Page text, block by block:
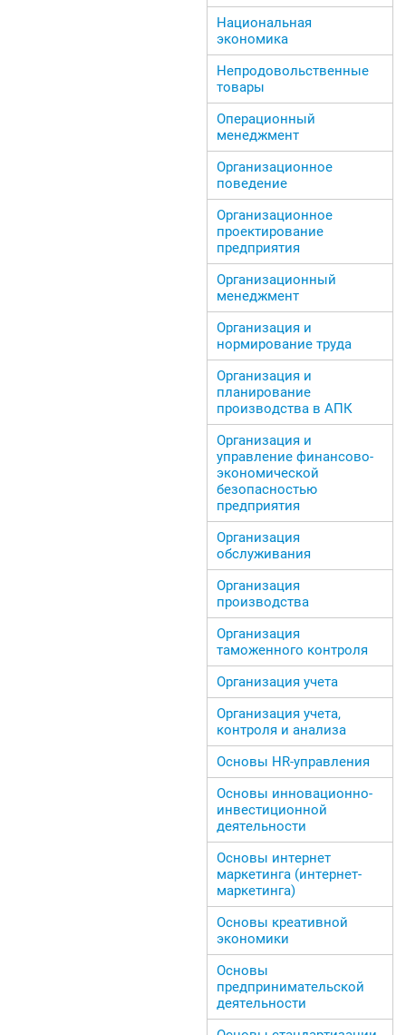
Национальная
экономика
Непродовольственные
товары
Операционный
менеджмент
Организационное
поведение
Организационное
проектирование
предприятия
Организационный
менеджмент
Организация и
нормирование труда
Организация и
планирование
производства в АПК
Организация и
управление финансово-
экономической
безопасностью
предприятия
Организация
обслуживания
Организация
производства
Организация
таможенного контроля
Организация учета
Организация учета,
контроля и анализа
Основы HR-управления
Основы инновационно-
инвестиционной
деятельности
Основы интернет
маркетинга (интернет-
маркетинга)
Основы креативной
экономики
Основы
предпринимательской
деятельности